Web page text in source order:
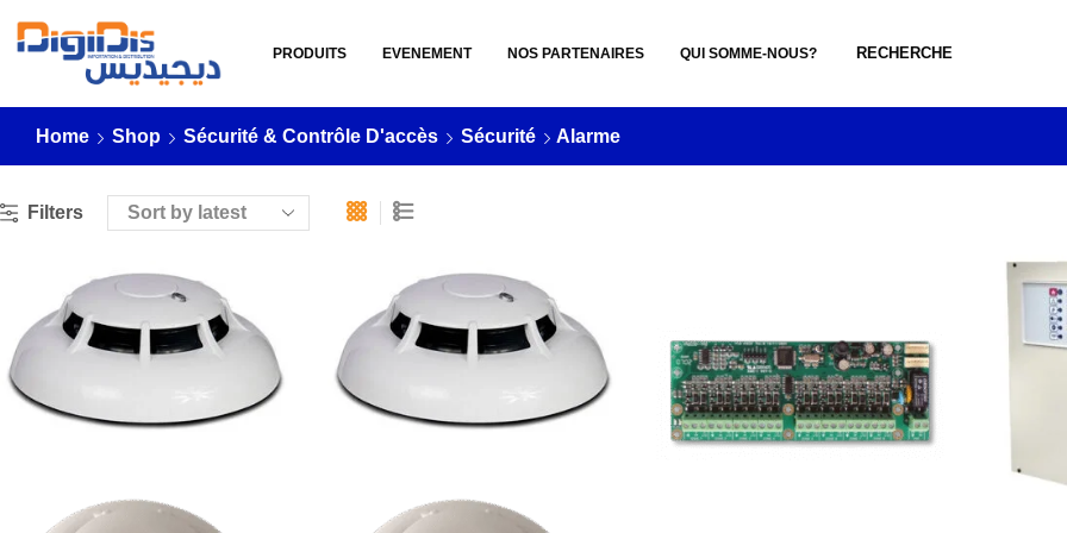
PRODUITS EVENEMENT NOS PARTENAIRES QUI SOMME-NOUS? RECHERCHE
Home Shop Sécurité & Contrôle D'accès Sécurité Alarme
Filters